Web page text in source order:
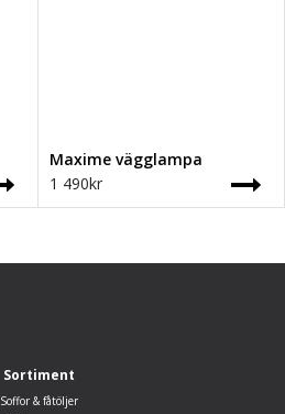
Maxime vägglampa
1 490kr
Sortiment
Soffor & fåtöljer